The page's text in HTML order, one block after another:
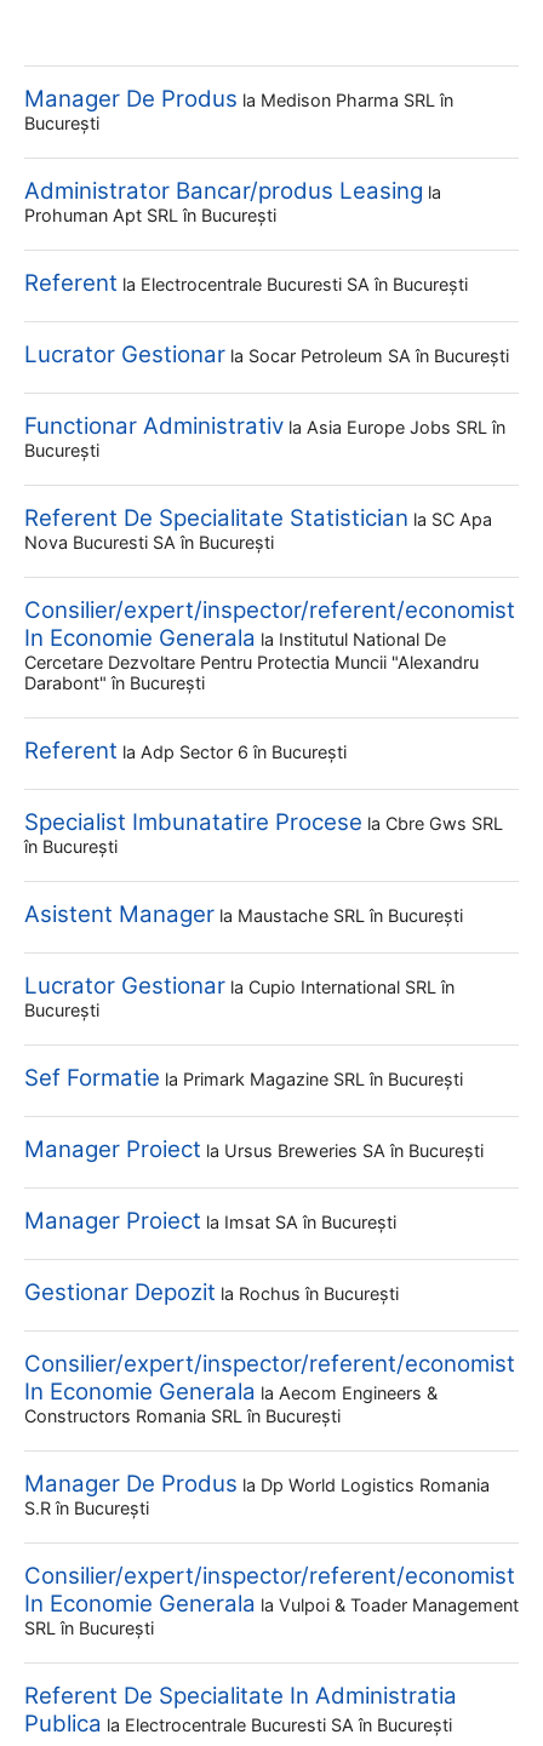
Manager De Produs la Medison Pharma SRL în
București
Administrator Bancar/produs Leasing la
Prohuman Apt SRL în București
Referent la Electrocentrale Bucuresti SA în București
Lucrator Gestionar la Socar Petroleum SA în București
Functionar Administrativ la Asia Europe Jobs SRL în
București
Referent De Specialitate Statistician la SC Apa
Nova Bucuresti SA în București
Consilier/expert/inspector/referent/economist
In Economie Generala la Institutul National De
Cercetare Dezvoltare Pentru Protectia Muncii "alexandru
Darabont" în București
Referent la Adp Sector 6 în București
Specialist Imbunatatire Procese la Cbre Gws SRL
în București
Asistent Manager la Maustache SRL în București
Lucrator Gestionar la Cupio International SRL în
București
Sef Formatie la Primark Magazine SRL în București
Manager Proiect la Ursus Breweries SA în București
Manager Proiect la Imsat SA în București
Gestionar Depozit la Rochus în București
Consilier/expert/inspector/referent/economist
In Economie Generala la Aecom Engineers &
Constructors Romania SRL în București
Manager De Produs la Dp World Logistics Romania
S.r în București
Consilier/expert/inspector/referent/economist
In Economie Generala la Vulpoi & Toader Management
SRL în București
Referent De Specialitate In Administratia
Publica la Electrocentrale Bucuresti SA în București